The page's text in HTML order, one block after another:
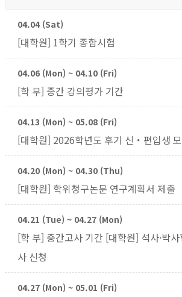
04.04 (Sat)
[대학원] 1학기 종합시험
04.06 (Mon) ~ 04.10 (Fri)
[학 부] 중간 강의평가 기간
04.13 (Mon) ~ 05.08 (Fri)
[대학원] 2026학년도 후기 신・편입생
04.20 (Mon) ~ 04.30 (Thu)
[대학원] 학위청구논문 연구계획서 제출
04.21 (Tue) ~ 04.27 (Mon)
[학 부] 중간고사 기간 [대학원] 석사·박
사 신청
04.27 (Mon) ~ 05.01 (Fri)